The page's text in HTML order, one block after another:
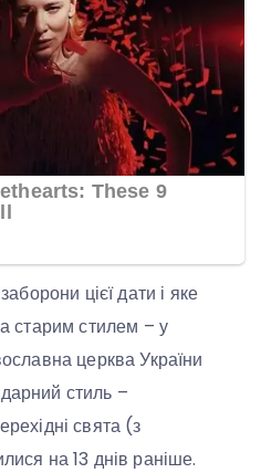
цієї дати і яке
старим стилем – у
церква України
стиль –
свята (з
на 13 днів раніше.